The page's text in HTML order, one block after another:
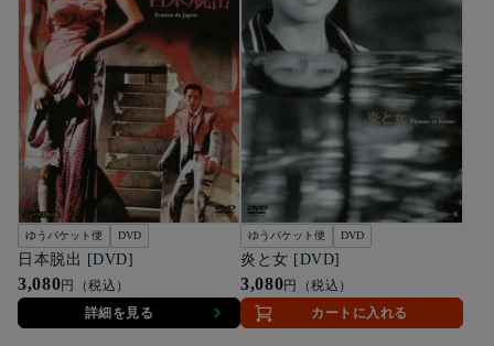
ゆうパケット便 DVD
日本脱出 [DVD]
3,080円（税込）
詳細を見る
ゆうパケット便 DVD
炎と女 [DVD]
3,080円（税込）
カートに入れる